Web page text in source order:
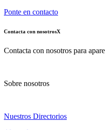
Ponte en contacto
Contacta con nosotrosX
Contacta con nosotros para
Sobre nosotros
Nuestros Directorios